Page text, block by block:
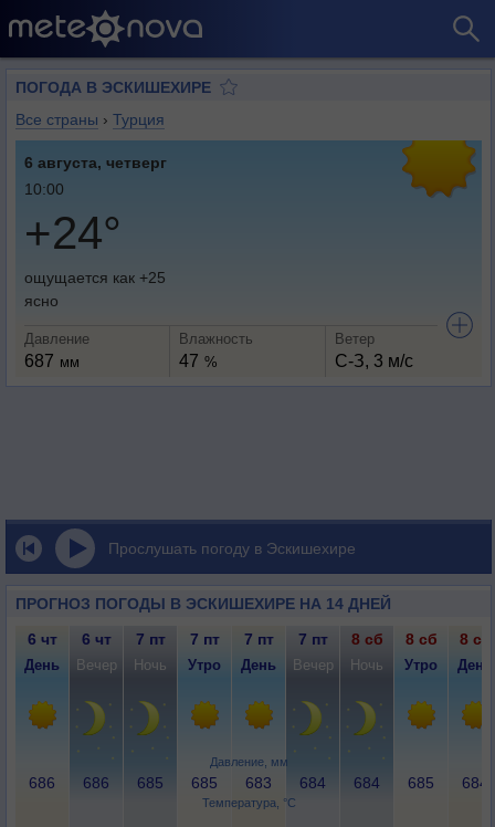
ПОГОДА В ЭСКИШЕХИРЕ
Все страны › Турция
6 августа, четверг
10:00
+24°
ощущается как +25
ясно
Давление
687 мм
Влажность
47 %
Ветер
С-З, 3 м/с
Прослушать погоду в Эскишехире
ПРОГНОЗ ПОГОДЫ В ЭСКИШЕХИРЕ НА 14 ДНЕЙ
Давление, мм
Температура, °C
6 чт 6 чт 7 пт 7 пт 7 пт 7 пт 8 сб 8 сб 8 сб
День Вечер Ночь Утро День Вечер Ночь Утро День
686 686 685 685 683 684 684 685 684